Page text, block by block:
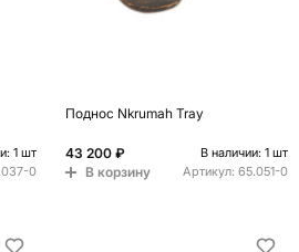
1 шт
0
Поднос Nkrumah Tray
43 200 ₽ В наличии: 1 шт
В корзину Артикул: 65.051-0